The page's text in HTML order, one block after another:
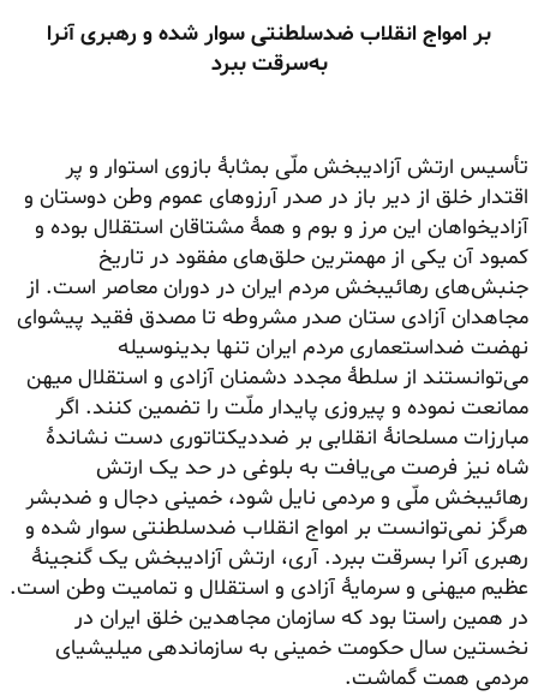
بر امواج انقلاب ضدسلطنتی سوار شده و رهبری آنرا
به‌سرقت ببرد
تأسیس ارتش آزادیبخش ملّی بمثابهٔ بازوی استوار و پر
اقتدار خلق از دیر باز در صدر آرزوهای عموم وطن دوستان و
آزادیخواهان این مرز و بوم و همهٔ مشتاقان استقلال بوده و
کمبود آن یکی از مهمترین حلق‌های مفقود در تاریخ
جنبش‌های رهائیبخش مردم ایران در دوران معاصر است. از
مجاهدان آزادی ستان صدر مشروطه تا مصدق فقید پیشوای
نهضت ضداستعماری مردم ایران تنها بدینوسیله
می‌توانستند از سلطهٔ مجدد دشمنان آزادی و استقلال میهن
ممانعت نموده و پیروزی پایدار ملّت را تضمین کنند. اگر
مبارزات مسلحانهٔ انقلابی بر ضددیکتاتوری دست نشاندهٔ
شاه نیز فرصت می‌یافت به بلوغی در حد یک ارتش
رهائیبخش ملّی و مردمی نایل شود، خمینی دجال و ضدبشر
هرگز نمی‌توانست بر امواج انقلاب ضدسلطنتی سوار شده و
رهبری آنرا بسرقت ببرد. آری، ارتش آزادیبخش یک گنجینهٔ
عظیم میهنی و سرمایهٔ آزادی و استقلال و تمامیت وطن است.
در همین راستا بود که سازمان مجاهدین خلق ایران در
نخستین سال حکومت خمینی به سازماندهی میلیشیای
مردمی همت گماشت.